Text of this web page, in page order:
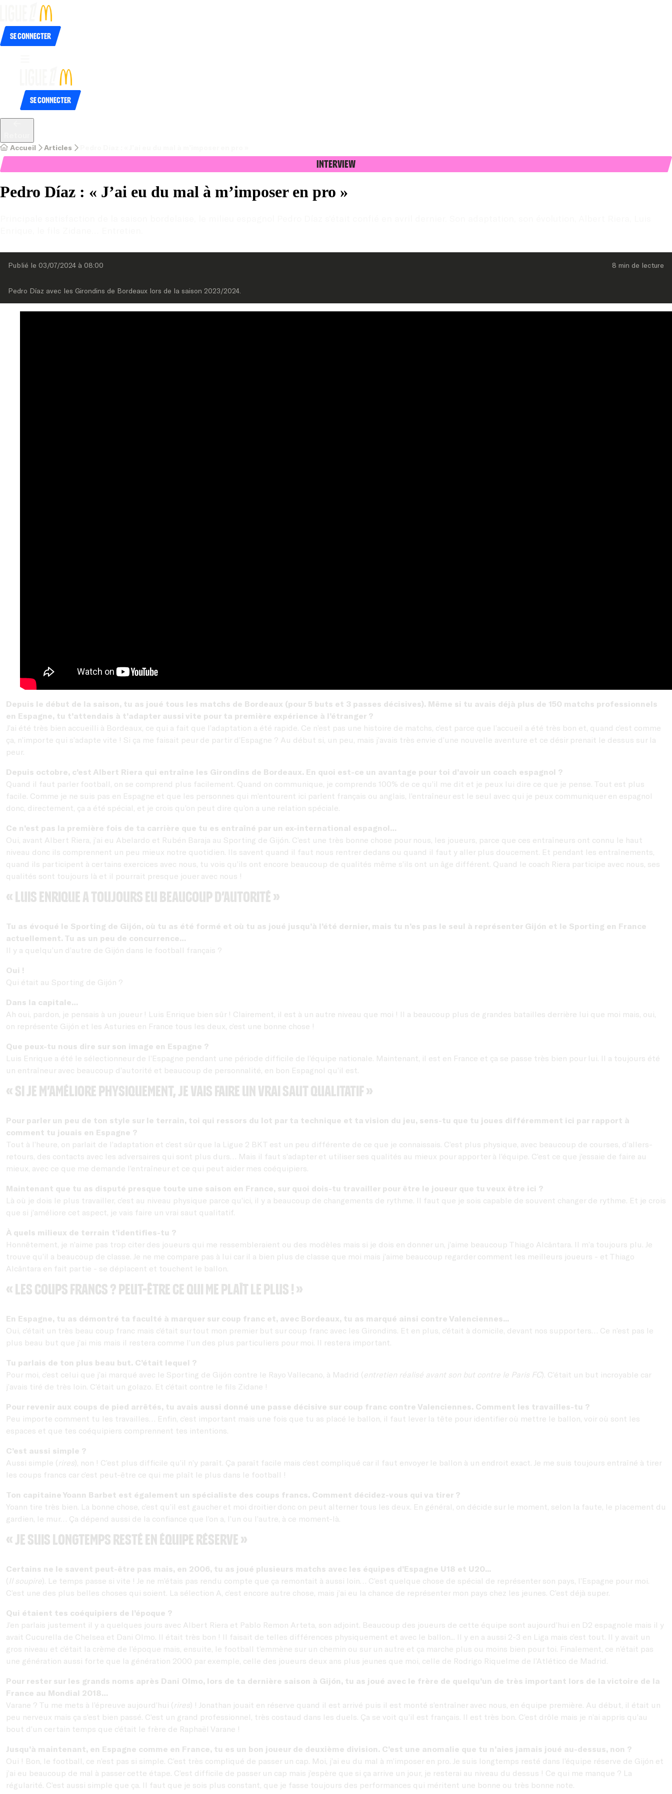
Se connecter
Se connecter
Accueil Articles
Interview
Pedro Díaz : « J’ai eu du mal à m’imposer en pro »
Publié le 03/07/2024 à 08:00 8 min de lecture
Pedro Díaz avec les Girondins de Bordeaux lors de la saison 2023/2024.
Depuis le début de la saison, tu as joué tous les matchs de Bordeaux (pour 5 buts et 3 passes décisives). Même si tu avais déjà plus de 150 matchs professionnels
en Espagne, tu t’attendais à t’adapter aussi vite pour ta première expérience à l’étranger ?
J’ai été très bien accueilli à Bordeaux, ce qui a fait que l’adaptation a été rapide. Ce n’est pas une histoire de matchs, c’est parce que l’accueil a été très bon et, quand c’est comme
ça, n’importe qui s’adapte vite ! Si ça me faisait peur de partir d’Espagne ? Au début si, un peu, mais j’avais très envie d’une nouvelle aventure et ce désir prenait le dessus sur la
peur.
Depuis octobre, c’est Albert Riera qui entraîne les Girondins de Bordeaux. En quoi est-ce un avantage pour toi d’avoir un coach espagnol ?
Quand il faut parler football, on se comprend plus facilement. Quand on communique, je comprends 100% de ce qu’il me dit et je peux lui dire ce que je pense. Tout est plus
facile. Comme je ne suis pas en Espagne et que les personnes qui m’entourent ici parlent français ou anglais, l’entraîneur est le seul avec qui je peux communiquer en espagnol
donc, directement, ça a été spécial, et je crois qu’on peut dire qu’on a une relation spéciale.
Ce n’est pas la première fois de ta carrière que tu es entraîné par un ex-international espagnol…
Oui, avant Albert Riera, j’ai eu Abelardo et Rubén Baraja au Sporting de Gijón. C’est une très bonne chose pour nous, les joueurs, parce que ces entraîneurs ont connu le haut
niveau donc ils comprennent un peu mieux notre quotidien. Ils savent quand il faut nous rentrer dedans ou quand il faut y aller plus doucement. Et pendant les entraînements,
quand ils participent à certains exercices avec nous, tu vois qu’ils ont encore beaucoup de qualités même s’ils ont un âge différent. Quand le coach Riera participe avec nous, ses
qualités sont toujours là et il pourrait presque jouer avec nous !
« Luis Enrique a toujours eu beaucoup d’autorité »
Tu as évoqué le Sporting de Gijón, où tu as été formé et où tu as joué jusqu’à l’été dernier, mais tu n’es pas le seul à représenter Gijón et le Sporting en France
actuellement. Tu as un peu de concurrence…
Il y a quelqu’un d’autre de Gijón dans le football français ?
Oui !
Qui était au Sporting de Gijón ?
Dans la capitale…
Ah oui, pardon, je pensais à un joueur ! Luis Enrique bien sûr ! Clairement, il est à un autre niveau que moi ! Il a beaucoup plus de grandes batailles derrière lui que moi mais, oui,
on représente Gijón et les Asturies en France tous les deux, c’est une bonne chose !
Que peux-tu nous dire sur son image en Espagne ?
Luis Enrique a été le sélectionneur de l’Espagne pendant une période difficile de l’équipe nationale. Maintenant, il est en France et ça se passe très bien pour lui. Il a toujours été
un entraîneur avec beaucoup d’autorité et beaucoup de personnalité, en bon Espagnol qu’il est.
« Si je m’améliore physiquement, je vais faire un vrai saut qualitatif »
Pour parler un peu de ton style sur le terrain, toi qui ressors du lot par ta technique et ta vision du jeu, sens-tu que tu joues différemment ici par rapport à
comment tu jouais en Espagne ?
Tout à l’heure, on parlait de l’adaptation et c’est sûr que la Ligue 2 BKT est un peu différente de ce que je connaissais. C’est plus physique, avec beaucoup de courses, d’allers-
retours, des contacts avec les adversaires qui sont plus durs… Mais il faut s’adapter et utiliser ses qualités au mieux pour apporter à l’équipe. C’est ce que j’essaie de faire au
mieux, avec ce que me demande l’entraîneur et ce qui peut aider mes coéquipiers.
Maintenant que tu as disputé presque toute une saison en France, sur quoi dois-tu travailler pour être le joueur que tu veux être ici ?
Là où je dois le plus travailler, c’est au niveau physique parce qu’ici, il y a beaucoup de changements de rythme. Il faut que je sois capable de souvent changer de rythme. Et je crois
que si j’améliore cet aspect, je vais faire un vrai saut qualitatif.
À quels milieux de terrain t’identifies-tu ?
Honnêtement, je n’aime pas trop citer des joueurs qui me ressembleraient ou des modèles mais si je dois en donner un, j’aime beaucoup Thiago Alcântara. Il m’a toujours plu. Je
trouve qu’il a beaucoup de classe. Je ne me compare pas à lui car il a bien plus de classe que moi mais j’aime beaucoup regarder comment les meilleurs joueurs - et Thiago
Alcântara en fait partie - se déplacent et touchent le ballon.
« Les coups francs ? Peut-être ce qui me plaît le plus ! »
En Espagne, tu as démontré ta faculté à marquer sur coup franc et, avec Bordeaux, tu as marqué ainsi contre Valenciennes...
Oui, c’était un très beau coup franc mais c’était surtout mon premier but sur coup franc avec les Girondins. Et en plus, c’était à domicile, devant nos supporters… Ce n’est pas le
plus beau but que j’ai mis mais il restera comme l’un des plus particuliers pour moi. Il restera important.
Tu parlais de ton plus beau but. C’était lequel ?
Pour moi, c’est celui que j’ai marqué avec le Sporting de Gijón contre le Rayo Vallecano, à Madrid (entretien réalisé avant son but contre le Paris FC). C’était un but incroyable car
j’avais tiré de très loin. C’était un golazo. Et c’était contre le fils Zidane !
Pour revenir aux coups de pied arrêtés, tu avais aussi donné une passe décisive sur coup franc contre Valenciennes. Comment les travailles-tu ?
Peu importe comment tu les travailles… Enfin, c’est important mais une fois que tu as placé le ballon, il faut lever la tête pour identifier où mettre le ballon, voir où sont les
espaces et que tes coéquipiers comprennent tes intentions.
C’est aussi simple ?
Aussi simple (rires), non ! C’est plus difficile qu’il n’y paraît. Ça paraît facile mais c’est compliqué car il faut envoyer le ballon à un endroit exact. Je me suis toujours entraîné à tirer
les coups francs car c’est peut-être ce qui me plaît le plus dans le football !
Ton capitaine Yoann Barbet est également un spécialiste des coups francs. Comment décidez-vous qui va tirer ?
Yoann tire très bien. La bonne chose, c’est qu’il est gaucher et moi droitier donc on peut alterner tous les deux. En général, on décide sur le moment, selon la faute, le placement du
gardien, le mur… Ça dépend aussi de la confiance que l’on a, l’un ou l’autre, à ce moment-là.
« Je suis longtemps resté en équipe réserve »
Certains ne le savent peut-être pas mais, en 2006, tu as joué plusieurs matchs avec les équipes d’Espagne U18 et U20...
(Il soupire). Le temps passe si vite ! Je ne m’étais pas rendu compte que ça remontait à aussi loin… C’est quelque chose de spécial de représenter son pays, l’Espagne pour moi.
C’est une des plus belles choses qui soient. La sélection A, c’est encore autre chose, mais j’ai eu la chance de représenter mon pays chez les jeunes. C’est déjà super.
Qui étaient tes coéquipiers de l’époque ?
J’en parlais justement il y a quelques jours avec Albert Riera et Pablo Remon Arteta, son adjoint. Beaucoup des joueurs de cette équipe sont aujourd’hui en D2 espagnole mais il y
avait Cucurella de Chelsea et Dani Olmo. Il était très bon ! Il faisait de telles différences physiquement et avec le ballon... Il y en a aussi 2-3 en Liga mais c’est tout. Il y avait un
gros niveau et c’était la crème de l’époque mais, ensuite, le football t’emmène sur un chemin ou sur un autre et ça marche plus ou moins bien pour toi. Finalement, ce n’était pas
une génération aussi forte que la génération 2000 par exemple, celle des joueurs deux ans plus jeunes que moi, celle de Rodrigo Riquelme de l’Atlético de Madrid.
Pour rester sur les grands noms après Dani Olmo, lors de ta dernière saison à Gijón, tu as joué avec le frère de quelqu’un de très important lors de la victoire de la
France au Mondial 2018…
Varane ? Tu me mets à l’épreuve aujourd’hui (rires) ! Jonathan jouait en réserve quand il est arrivé puis il est monté s’entraîner avec nous, en équipe première. Au début, il était un
peu nerveux mais ça s’est bien passé. C’est un grand professionnel, très costaud dans les duels. Ça se voit qu’il est français. Il est très bon. C’est drôle mais je n’ai appris qu’au
bout d’un certain temps que c’était le frère de Raphaël Varane !
Jusqu’à maintenant, en Espagne comme en France, tu es un bon joueur de deuxième division. C’est une anomalie que tu n’aies jamais joué au-dessus, non ?
Oui ! Bon, le football, ce n’est pas si simple. C’est très compliqué de passer un cap. Moi, j’ai eu du mal à m’imposer en pro. Je suis longtemps resté dans l’équipe réserve de Gijón et
j’ai eu beaucoup de mal à passer cette étape. C’est difficile de passer un cap mais j’espère que si ça arrive un jour, je resterai au niveau du dessus ! Ce qui me manque ? La
régularité. C’est aussi simple que ça. Il faut que je sois plus constant, que je fasse toujours des performances qui méritent une bonne ou très bonne note.